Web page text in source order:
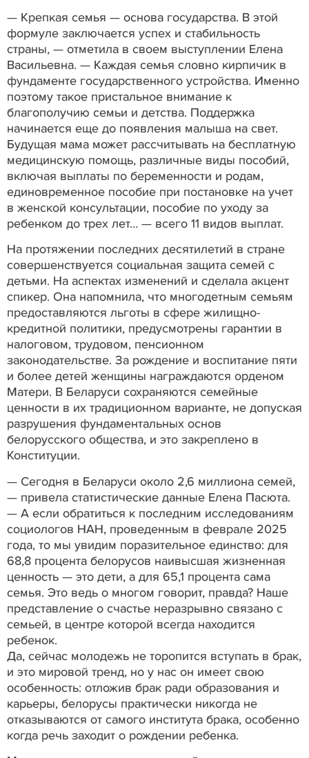
— Крепкая семья — основа государства. В этой
формуле заключается успех и стабильность
страны, — отметила в своем выступлении Елена
Васильевна. — Каждая семья словно кирпичик в
фундаменте государственного устройства. Именно
поэтому такое пристальное внимание к
благополучию семьи и детства. Поддержка
начинается еще до появления малыша на свет.
Будущая мама может рассчитывать на бесплатную
медицинскую помощь, различные виды пособий,
включая выплаты по беременности и родам,
единовременное пособие при постановке на учет
в женской консультации, пособие по уходу за
ребенком до трех лет… — всего 11 видов выплат.
На протяжении последних десятилетий в стране
совершенствуется социальная защита семей с
детьми. На аспектах изменений и сделала акцент
спикер. Она напомнила, что многодетным семьям
предоставляются льготы в сфере жилищно-
кредитной политики, предусмотрены гарантии в
налоговом, трудовом, пенсионном
законодательстве. За рождение и воспитание пяти
и более детей женщины награждаются орденом
Матери. В Беларуси сохраняются семейные
ценности в их традиционном варианте, не допуская
разрушения фундаментальных основ
белорусского общества, и это закреплено в
Конституции.
— Сегодня в Беларуси около 2,6 миллиона семей,
— привела статистические данные Елена Пасюта.
— А если обратиться к последним исследованиям
социологов НАН, проведенным в феврале 2025
года, то мы увидим поразительное единство: для
68,8 процента белорусов наивысшая жизненная
ценность — это дети, а для 65,1 процента сама
семья. Это ведь о многом говорит, правда? Наше
представление о счастье неразрывно связано с
семьей, в центре которой всегда находится
ребенок.
Да, сейчас молодежь не торопится вступать в брак,
и это мировой тренд, но у нас он имеет свою
особенность: отложив брак ради образования и
карьеры, белорусы практически никогда не
отказываются от самого института брака, особенно
когда речь заходит о рождении ребенка.